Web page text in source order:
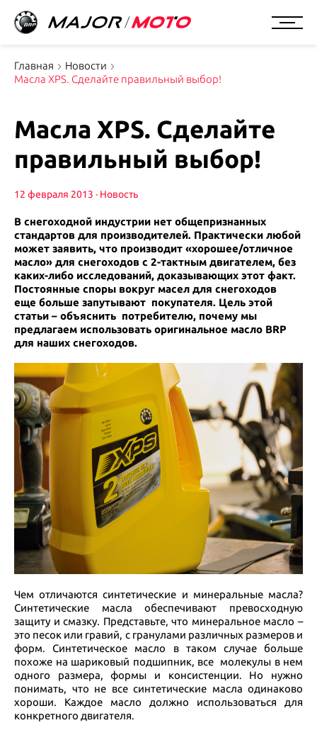
Главная
Новости
Масла XPS. Сделайте правильный выбор!
Масла XPS. Сделайте
правильный выбор!
12 февраля 2013
В снегоходной индустрии нет общепризнанных
стандартов для производителей. Практически любой
может заявить, что производит «хорошее/отличное
масло» для снегоходов с 2-тактным двигателем, без
каких-либо исследований, доказывающих этот факт.
Постоянные споры вокруг масел для снегоходов
еще больше запутывают покупателя. Цель этой
статьи – объяснить потребителю, почему мы
предлагаем использовать оригинальное масло BRP
для наших снегоходов.
Чем отличаются синтетические и минеральные масла?
Синтетические масла обеспечивают превосходную
защиту и смазку. Представьте, что минеральное масло –
это песок или гравий, с гранулами различных размеров и
форм. Синтетическое масло в таком случае больше
похоже на шариковый подшипник, все молекулы в нем
одного размера, формы и консистенции. Но нужно
понимать, что не все синтетические масла одинаково
хороши. Каждое масло должно использоваться для
конкретного двигателя.